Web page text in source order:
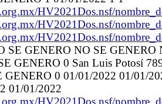
HV2021Dos.nsf/
HV2021Dos.nsf/
HV2021Dos.nsf/
SE GENERO NO SE GENERO
GENERO 0 San Luis Potosí
GENERO 0 01/01/2022 01/01/
01/01/2022
HV2021Dos.nsf/